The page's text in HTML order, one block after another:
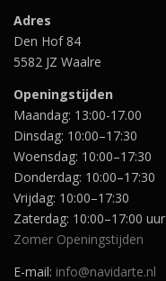
Adres
Den Hof 84
5582 JZ Waalre
Openingstijden
Maandag: 13:00-17.00
Dinsdag: 10:00–17:30
Woensdag: 10:00–17:30
Donderdag: 10:00–17:30
Vrijdag: 10:00–17:30
Zaterdag: 10:00–17:00 uur
Zomer Openingstijden
E-mail: info@navidarte.nl